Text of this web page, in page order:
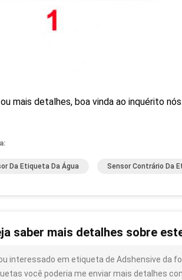
mais detalhes, boa vinda ao inquérito nós.
Da Etiqueta Da Água Sensor Contrário Da
saber mais detalhes sobre
interessado em etiqueta de Adshensive da
você poderia me enviar mais detalhes